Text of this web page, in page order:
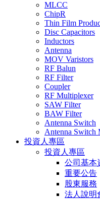
MLCC
ChipR
Thin Film
Disc Capacitors
Inductors
Antenna
MOV Varistors
RF Balun
RF Filter
Coupler
RF Multiplexer
SAW Filter
BAW Filter
Antenna Switch
Antenna Switch
投資人專區
投資人專區
公司基本
重要公告
股東服務
法人說明